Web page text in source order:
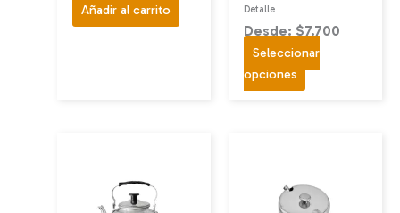
Añadir al carrito Detalle
Desde: $7.700
Seleccionar
opciones Este
producto
opciones